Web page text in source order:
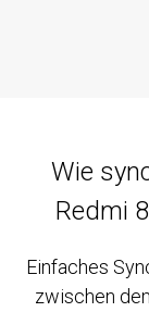
Wie
Redmi
Einfaches
zwischen